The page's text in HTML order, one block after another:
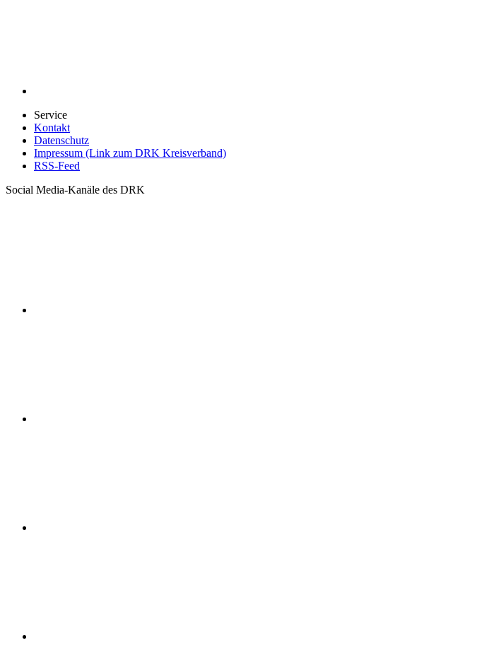
Service
Kontakt
Datenschutz
Impressum (Link zum DRK Kreisverband)
RSS-Feed
Social Media-Kanäle des DRK